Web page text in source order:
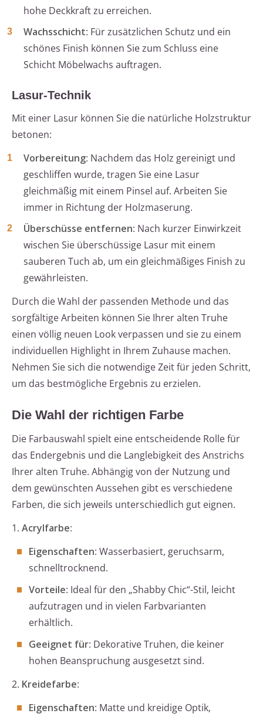
hohe Deckkraft zu erreichen.
Wachsschicht: Für zusätzlichen Schutz und ein
schönes Finish können Sie zum Schluss eine
Schicht Möbelwachs auftragen.
Lasur-Technik
Mit einer Lasur können Sie die natürliche Holzstruktur
betonen:
Vorbereitung: Nachdem das Holz gereinigt und
geschliffen wurde, tragen Sie eine Lasur
gleichmäßig mit einem Pinsel auf. Arbeiten Sie
immer in Richtung der Holzmaserung.
Überschüsse entfernen: Nach kurzer Einwirkzeit
wischen Sie überschüssige Lasur mit einem
sauberen Tuch ab, um ein gleichmäßiges Finish zu
gewährleisten.
Durch die Wahl der passenden Methode und das
sorgfältige Arbeiten können Sie Ihrer alten Truhe
einen völlig neuen Look verpassen und sie zu einem
individuellen Highlight in Ihrem Zuhause machen.
Nehmen Sie sich die notwendige Zeit für jeden Schritt,
um das bestmögliche Ergebnis zu erzielen.
Die Wahl der richtigen Farbe
Die Farbauswahl spielt eine entscheidende Rolle für
das Endergebnis und die Langlebigkeit des Anstrichs
Ihrer alten Truhe. Abhängig von der Nutzung und
dem gewünschten Aussehen gibt es verschiedene
Farben, die sich jeweils unterschiedlich gut eignen.
1. Acrylfarbe:
Eigenschaften: Wasserbasiert, geruchsarm,
schnelltrocknend.
Vorteile: Ideal für den „Shabby Chic“-Stil, leicht
aufzutragen und in vielen Farbvarianten
erhältlich.
Geeignet für: Dekorative Truhen, die keiner
hohen Beanspruchung ausgesetzt sind.
2. Kreidefarbe:
Eigenschaften: Matte und kreidige Optik,